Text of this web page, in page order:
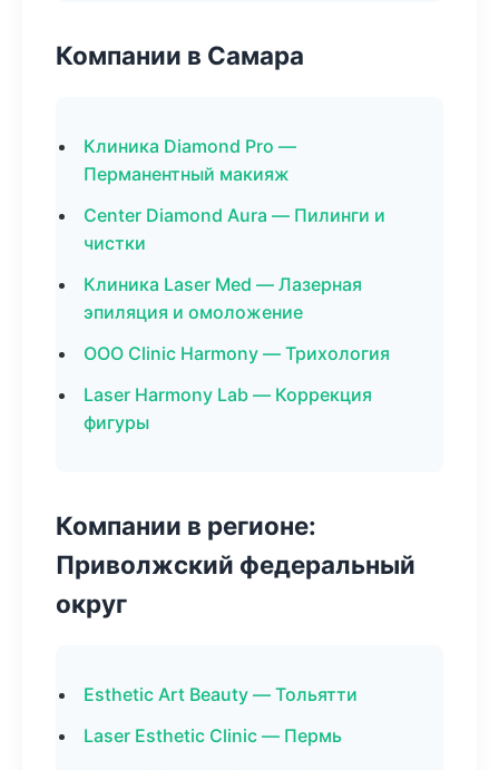
Компании в Самара
Клиника Diamond Pro —
Перманентный макияж
Center Diamond Aura — Пилинги и
чистки
Клиника Laser Med — Лазерная
эпиляция и омоложение
ООО Clinic Harmony — Трихология
Laser Harmony Lab — Коррекция
фигуры
Компании в регионе:
Приволжский федеральный
округ
Esthetic Art Beauty — Тольятти
Laser Esthetic Clinic — Пермь